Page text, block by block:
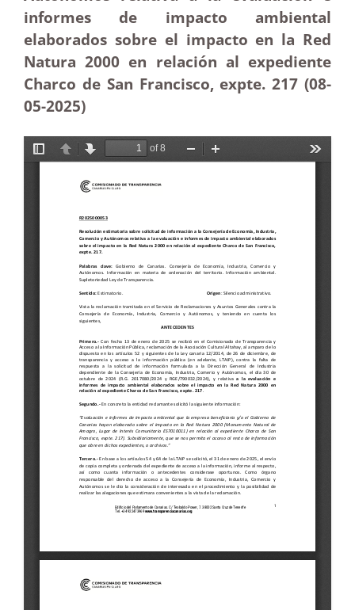
informes de impacto ambiental
elaborados sobre el impacto en la Red
Natura 2000 en relación al expediente
Charco de San Francisco, expte. 217 (08-
05-2025)